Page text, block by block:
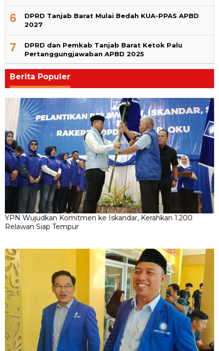
6
DPRD Tanjab Barat Mulai Bedah KUA-PPAS APBD
2027
7
DPRD dan Pemkab Tanjab Barat Ketok Palu
Pertanggungjawaban APBD 2025
Berita Populer
YPN Wujudkan Komitmen ke Iskandar, Kerahkan 1.200
Relawan Siap Tempur